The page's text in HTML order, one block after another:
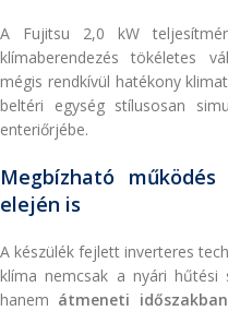
A Fujitsu 2,0 kW
klímaberendezés tökéletes
mégis rendkívül hatékony
beltéri egység stílusosan
enteriőrjébe.
Megbízható
elején is
A készülék fejlett inverteres
klíma nemcsak a nyári hűtési
hanem átmeneti